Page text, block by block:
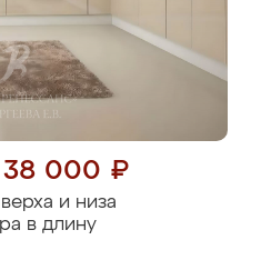
38 000 ₽
и низа
в длину